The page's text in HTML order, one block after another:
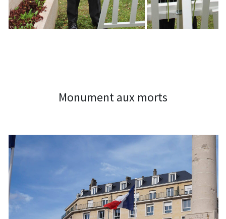
Monument aux morts